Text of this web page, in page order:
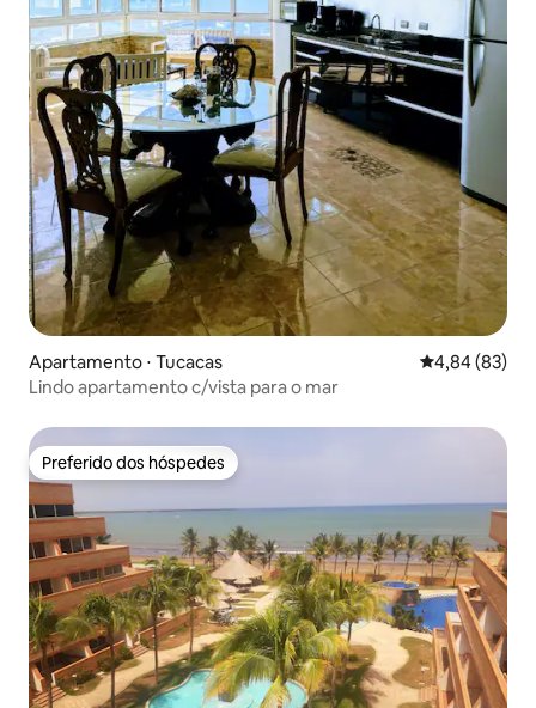
Apartamento ⋅ Tucacas 4,84 de uma
4,84 (83)
Lindo apartamento c/vista para o mar
Preferido dos hóspedes
Preferido dos hóspedes